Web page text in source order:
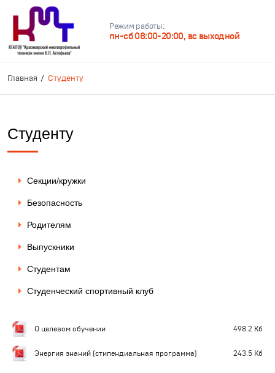
Режим работы:
пн-сб 08:00-20:00, вс выходной
Главная Студенту
Студенту
Секции/кружки
Безопасность
Родителям
Выпускники
Студентам
Студенческий спортивный клуб
О целевом обучении 498.2 Кб
Энергия знаний (стипендиальная программа) 243.5 Кб